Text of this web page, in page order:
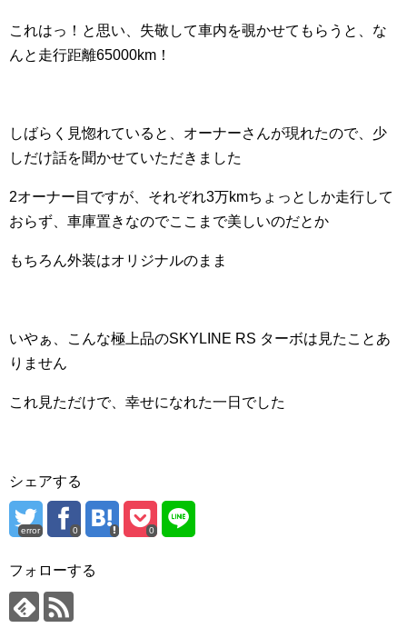
これはっ！と思い、失敬して車内を覗かせてもらうと、な
んと走行距離65000km！
しばらく見惚れていると、オーナーさんが現れたので、少
しだけ話を聞かせていただきました
2オーナー目ですが、それぞれ3万kmちょっとしか走行して
おらず、車庫置きなのでここまで美しいのだとか
もちろん外装はオリジナルのまま
いやぁ、こんな極上品のSKYLINE RS ターボは見たことあ
りません
これ見ただけで、幸せになれた一日でした
シェアする
error 0 0
フォローする